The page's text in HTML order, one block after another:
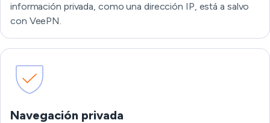
información privada, como una dirección IP, está a salvo
con VeePN.
Navegación privada